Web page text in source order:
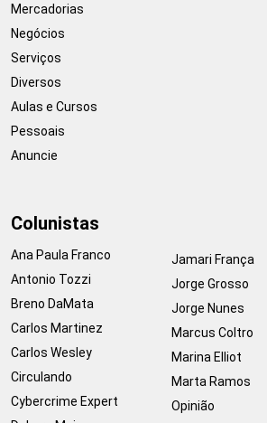
Mercadorias
Negócios
Serviços
Diversos
Aulas e Cursos
Pessoais
Anuncie
Colunistas
Ana Paula Franco
Antonio Tozzi
Breno DaMata
Carlos Martinez
Carlos Wesley
Circulando
Cybercrime Expert
Jamari França
Jorge Grosso
Jorge Nunes
Marcus Coltro
Marina Elliot
Marta Ramos
Opinião